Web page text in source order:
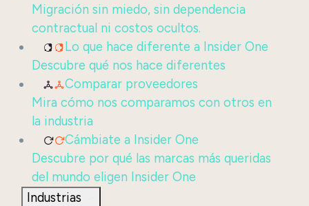
Migración sin miedo, sin dependencia
contractual ni costos ocultos.
Lo que hace diferente a Insider One
Descubre qué nos hace diferentes
Comparar proveedores
Mira cómo nos comparamos con otros en
la industria
Cámbiate a Insider One
Descubre por qué las marcas más queridas
del mundo eligen Insider One
Industrias